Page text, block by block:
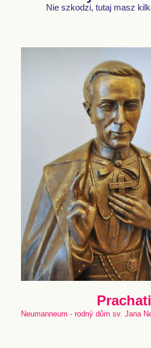
Nie szkodzi, tutaj masz
Neumanneum - rodný dům sv. Jana